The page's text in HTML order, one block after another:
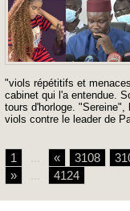
"viols répétitifs et
cabinet qui l'a entendue.
tours d'horloge.
viols contre le leader de
1 « 3108
»
4124